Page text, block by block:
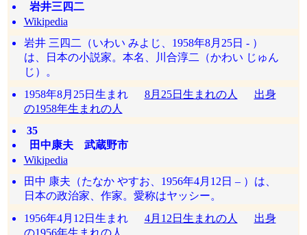
岩井三四二
Wikipedia
岩井 三四二（いわい みよじ、1958年8月25日 - ）
は、日本の小説家。本名、川合淳二（かわい じゅん
じ）。
1958年8月25日生まれ 8月25日生まれの人
出身
の1958年生まれの人
35
田中康夫 武蔵野市
Wikipedia
田中 康夫（たなか やすお、1956年4月12日 – ）は、
日本の政治家、作家。愛称はヤッシー。
1956年4月12日生まれ 4月12日生まれの人
出身
の1956年生まれの人